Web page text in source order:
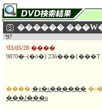
������
'97
'03/05/28 ����
9870�~(�ō�) 236���{���T
����:�g�s������
���J���q